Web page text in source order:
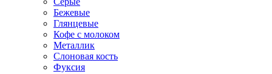
Бежевые
Глянцевые
Кофе с молоком
Металлик
Слоновая кость
Фуксия